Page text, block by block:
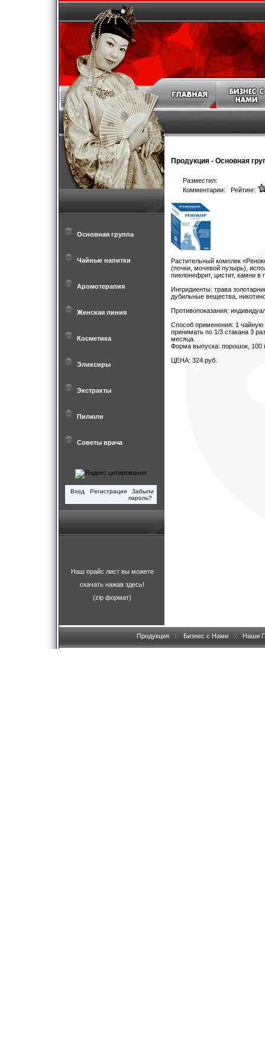
Основная группа
Чайные напитки
Аромотерапия
Женская линия
Косметика
Эликсиры
Экстракты
Пилюли
Советы врача
Вход Регистрация
Забыли
пароль?
Наш прайс лист вы можете
скачать нажав здесь!
(zip формат)
Продукция - Основная
Разместил:
Комментарии: Рейтинг:
Растительный комплек
(почки, мочевой пузырь),
пиелонефрит, цистит, камни в
Ингридиенты: трава
дубильные вещества,
Противопоказания:
Способ применения: 1 чайную
принимать по 1/3 стакана 3
месяца.
Форма выпуска: порошок, 100
ЦЕНА: 324 руб.
Продукция :: Бизнес с Нами :: Наши